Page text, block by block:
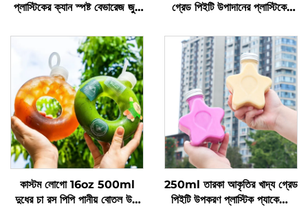
প্লাস্টিকের ক্যান স্পষ্ট বেভারেজ জুস
গ্রেড পিইটি উপাদানের প্লাস্টিকের
ধারণ করতে পারে, সৃজনশীল ডিজাইন,
শিশুদের পছন্দ
কাস্টম লোগো 16oz 500ml
দুধের চা রস পিপি পানীয় বোতল উচ্চ
250ml তারকা আকৃতির খাদ্য গ্রেড
পিইটি উপকরণ প্লাস্টিক প্যাকেজিং